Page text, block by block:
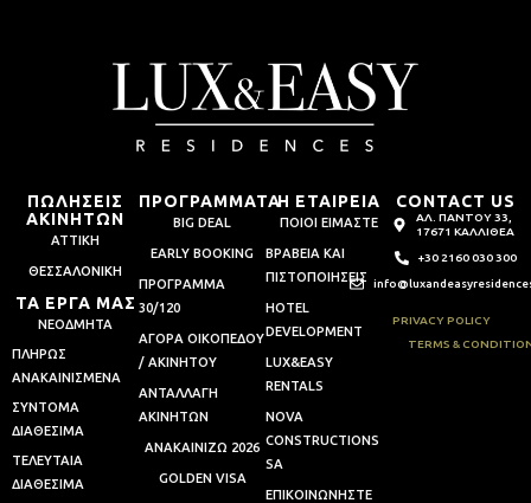
ΠΩΛΗΣΕΙΣ
ΑΚΙΝΗΤΩΝ
ΑΤΤΙΚΗ
ΘΕΣΣΑΛΟΝΙΚΗ
ΤΑ ΕΡΓΑ ΜΑΣ
ΝΕΟΔΜΗΤΑ
ΠΛΗΡΩΣ
ΑΝΑΚΑΙΝΙΣΜΕΝΑ
ΣΥΝΤΟΜΑ
ΔΙΑΘΕΣΙΜΑ
ΤΕΛΕΥΤΑΙΑ
ΔΙΑΘΕΣΙΜΑ
ΠΡΟΓΡΑΜΜΑΤΑ
BIG DEAL
EARLY BOOKING
ΠΡΟΓΡΑΜΜΑ
30/120
ΑΓΟΡΑ ΟΙΚΟΠΕΔΟΥ
/ ΑΚΙΝΗΤΟΥ
AΝΤΑΛΛΑΓΗ
AΚΙΝΗΤΩΝ
ΑΝΑΚΑΙΝΙΖΩ 2026
GOLDEN VISA
Η ΕΤΑΙΡΕΙΑ
ΠΟΙΟΙ ΕΙΜΑΣΤΕ
ΒΡΑΒΕΙΑ ΚΑΙ
ΠΙΣΤΟΠΟΙΗΣΕΙΣ
HOTEL
DEVELOPMENT
LUX&EASY
RENTALS
NOVA
CONSTRUCTIONS
SA
ΕΠΙΚΟΙΝΩΝΗΣΤΕ
CONTACT US
ΑΛ. ΠΑΝΤΟΥ 33,
17671 ΚΑΛΛΙΘΕΑ
+30 2160 030 300
PRIVACY POLICY
TERMS &